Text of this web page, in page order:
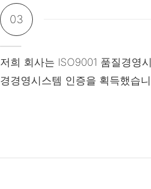
03
저희 회사는 ISO9001 품질경영
경경영시스템 인증을 획득했습니